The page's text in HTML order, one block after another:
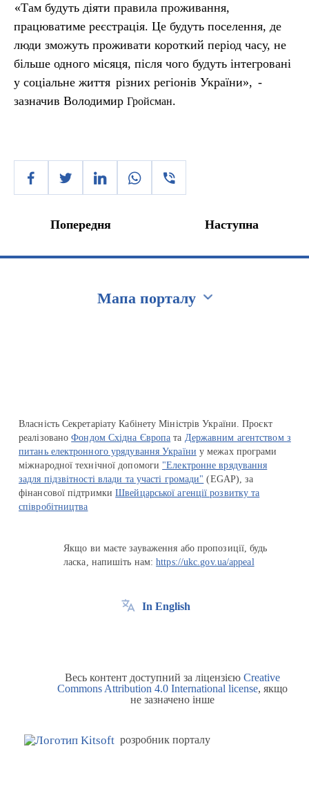
«Там будуть діяти правила проживання,
працюватиме реєстрація. Це будуть поселення, де
люди зможуть проживати короткий період часу, не
більше одного місяця, після чого будуть інтегровані
у соціальне життя різних регіонів України», -
зазначив Володимир Гройсман.
Попередня Наступна
Мапа порталу
Власність Секретаріату Кабінету Міністрів України. Проєкт
реалізованоФондом Східна Європа та Державним агентством з
питань електронного урядування України у межах програми
міжнародної технічної допомоги "Електронне врядування
задля підзвітності влади та участі громади" (EGAP), за
фінансової підтримкиШвейцарської агенції розвитку та
співробітництва
Якщо ви маєте зауваження або пропозиції, будь
ласка, напишіть нам:https://ukc.gov.ua/appeal
In English
Весь контент доступний за ліцензією Creative
Commons Attribution 4.0 International license, якщо
не зазначено інше
розробник порталу